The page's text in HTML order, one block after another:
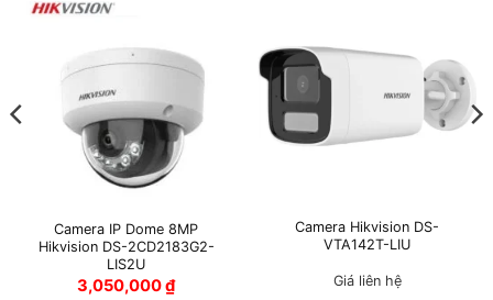
Camera IP Dome 8MP
Hikvision DS-2CD2183G2-
LIS2U
3,050,000₫
Camera Hikvision DS-
VTA142T-LIU
Giá liên hệ